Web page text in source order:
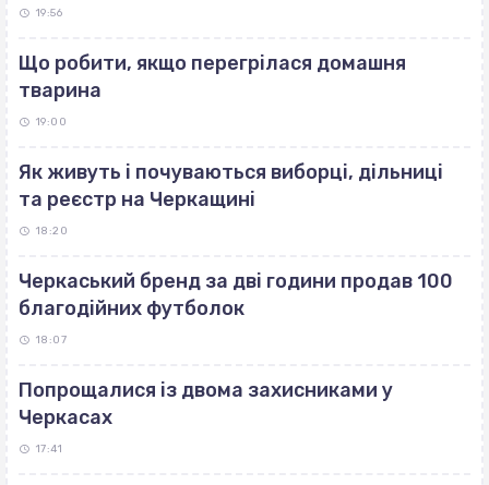
19:56
Що робити, якщо перегрілася домашня
тварина
19:00
Як живуть і почуваються виборці, дільниці
та реєстр на Черкащині
18:20
Черкаський бренд за дві години продав 100
благодійних футболок
18:07
Попрощалися із двома захисниками у
Черкасах
17:41